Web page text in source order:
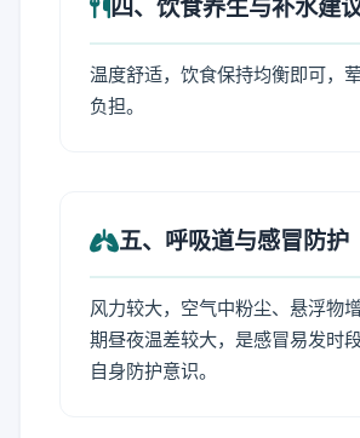
四、饮食养生与补水建
温度舒适，饮食保持均衡即可，
负担。
五、呼吸道与感冒防护
风力较大，空气中粉尘、悬浮物
期昼夜温差较大，是感冒易发时
自身防护意识。